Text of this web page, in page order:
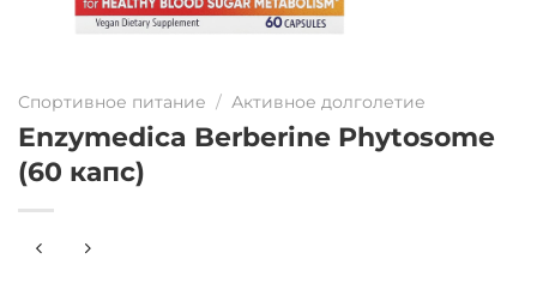
Спортивное питание / Активное долголетие
Enzymedica Berberine Phytosome
(60 капс)